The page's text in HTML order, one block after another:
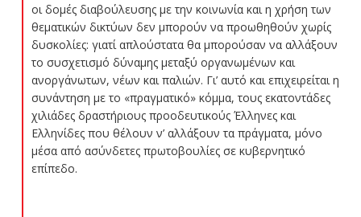
οι δομές διαβούλευσης με την κοινωνία και η χρήση των
θεματικών δικτύων δεν μπορούν να προωθηθούν χωρίς
δυσκολίες: γιατί απλούστατα θα μπορούσαν να αλλάξουν
το συσχετισμό δύναμης μεταξύ οργανωμένων και
ανοργάνωτων, νέων και παλιών. Γι’ αυτό και επιχειρείται η
συνάντηση με το «πραγματικό» κόμμα, τους εκατοντάδες
χιλιάδες δραστήριους προοδευτικούς Έλληνες και
Ελληνίδες που θέλουν ν’ αλλάξουν τα πράγματα, μόνο
μέσα από ασύνδετες πρωτοβουλίες σε κυβερνητικό
επίπεδο.